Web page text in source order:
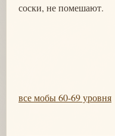
соски, не помешают.
все мобы 60-69 уровня